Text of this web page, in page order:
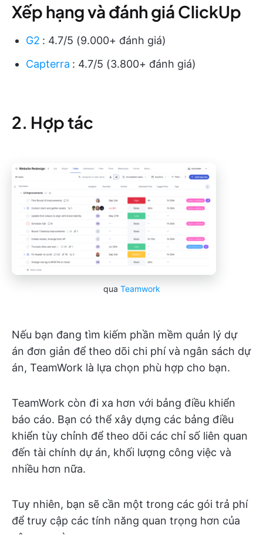
Xếp hạng và đánh giá ClickUp
G2 : 4.7/5 (9.000+ đánh giá)
Capterra : 4.7/5 (3.800+ đánh giá)
2. Hợp tác
qua Teamwork
Nếu bạn đang tìm kiếm phần mềm quản lý dự
án đơn giản để theo dõi chi phí và ngân sách dự
án, TeamWork là lựa chọn phù hợp cho bạn.
TeamWork còn đi xa hơn với bảng điều khiển
báo cáo. Bạn có thể xây dựng các bảng điều
khiển tùy chỉnh để theo dõi các chỉ số liên quan
đến tài chính dự án, khối lượng công việc và
nhiều hơn nữa.
Tuy nhiên, bạn sẽ cần một trong các gói trả phí
để truy cập các tính năng quan trọng hơn của